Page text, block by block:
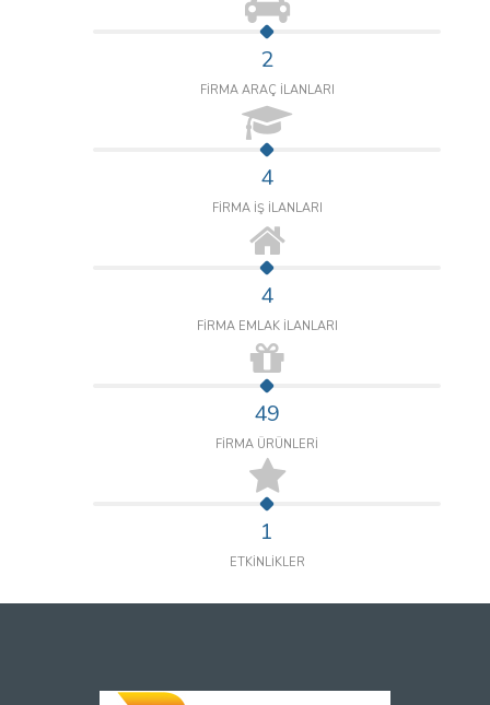
2
FİRMA ARAÇ İLANLARI
4
FİRMA İŞ İLANLARI
4
FİRMA EMLAK İLANLARI
49
FİRMA ÜRÜNLERİ
1
ETKİNLİKLER